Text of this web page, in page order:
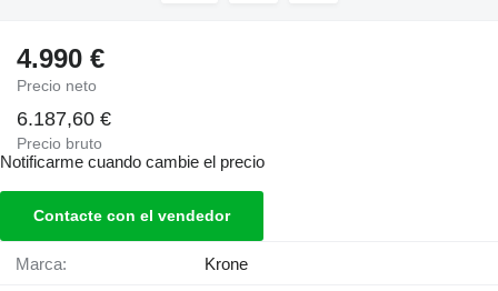
4.990 €
Precio neto
6.187,60 €
Precio bruto
Notificarme cuando cambie el precio
Contacte con el vendedor
Marca: Krone